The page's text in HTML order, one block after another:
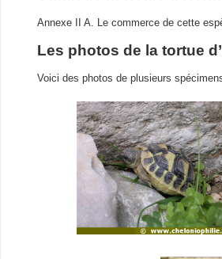
Annexe II A. Le commerce de cette
Les photos de la tortue
Voici des photos de plusieurs